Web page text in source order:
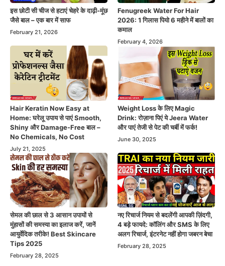
इस छोटी सी चीज से हटाएं चेहरे के दाढ़ी-मूंछ
जैसे बाल – एक बार में साफ
February 21, 2026
Fenugreek Water For Hair
2026: 1 गिलास पियो 6 महीने में बालों का
कमाल
February 4, 2026
Hair Keratin Now Easy at
Home: घरेलू उपाय से पाएं Smooth,
Shiny और Damage-Free बाल –
No Chemicals, No Cost
July 21, 2025
Weight Loss के लिए Magic
Drink: रोज़ाना पिएं ये Jeera Water
और पाएं तेजी से पेट की चर्बी में फर्क!
June 30, 2025
सेमल की छाल से 3 आसान उपायों से
मुंहासों की समस्या का इलाज करें, जानें
आयुर्वेदिक तरीके! Best Skincare
Tips 2025
February 28, 2025
नए रिचार्ज नियम से बदलेंगी आपकी ज़िंदगी,
4 बड़े फायदे: कॉलिंग और SMS के लिए
अलग रिचार्ज, इंटरनेट नहीं होगा जबरन बेचा
February 28, 2025